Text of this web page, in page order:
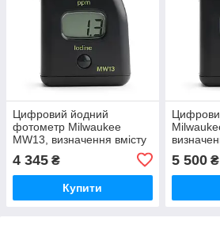
Цифровий йодний
фотометр Milwaukee
MW13, визначення вмісту
Угорщина
4 345 ₴
Купити
5 500₴